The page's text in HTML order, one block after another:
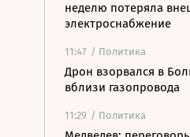
неделю потеряла
электроснабжение
11:47 / Политика
Дрон взорвался в
вблизи газопровода
11:29 / Политика